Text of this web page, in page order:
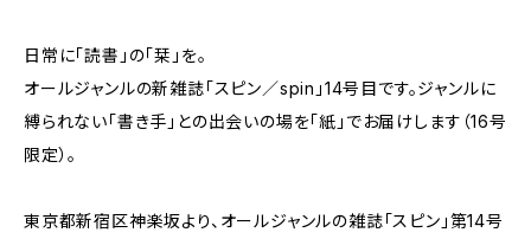
日常に「読書」の「栞」を。
オールジャンルの新雑誌「スピン／spin」14号目です。ジャンルに
縛られない「書き手」との出会いの場を「紙」でお届けします（16号
限定）。
東京都新宿区神楽坂より、オールジャンルの雑誌「スピン」第14号